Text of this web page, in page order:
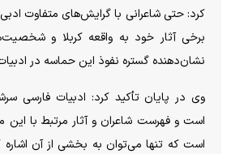
کرد: حتی شاعرانی با گرایش‌های متفاوت ادبی،
برخی آثار خود به واقعه کربلا و
نشان‌دهنده گستره نفوذ این حماسه در
وی در پایان تأکید کرد: ادبیات فارسی
است و فهرست شاعران و آثار مرتبط با
است که تنها می‌توان به بخشی از آن اشاره